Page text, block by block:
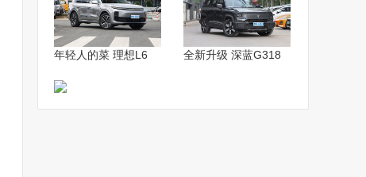
年轻人的菜 理想L6 全新升级 深蓝G318